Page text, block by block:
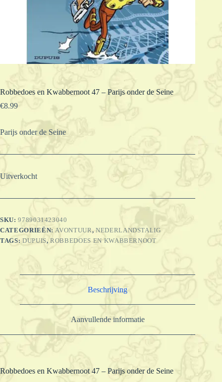
Robbedoes en Kwabbernoot 47 – Parijs onder de Seine
€8.99
Parijs onder de Seine
Uitverkocht
SKU:9789031423040
CATEGORIEËN: AVONTUUR, NEDERLANDSTALIG
TAGS: DUPUIS,ROBBEDOES EN KWABBERNOOT
Beschrijving
Aanvullende informatie
Robbedoes en Kwabbernoot 47 – Parijs onder de Seine